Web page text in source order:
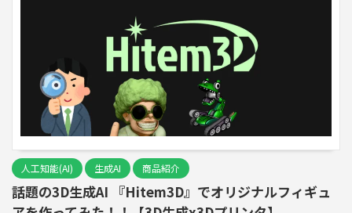
人工知能(AI) 生成AI 商品紹介
話題の3D生成AI 『Hitem3D』でオリジナルフィギュ